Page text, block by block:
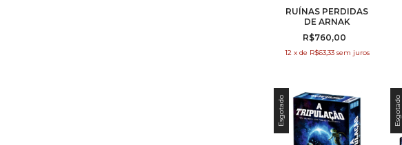
RUÍNAS PERDIDAS
DE ARNAK
R$760,00
12 x de R$63,33 sem juros
Esgotado Esgotado